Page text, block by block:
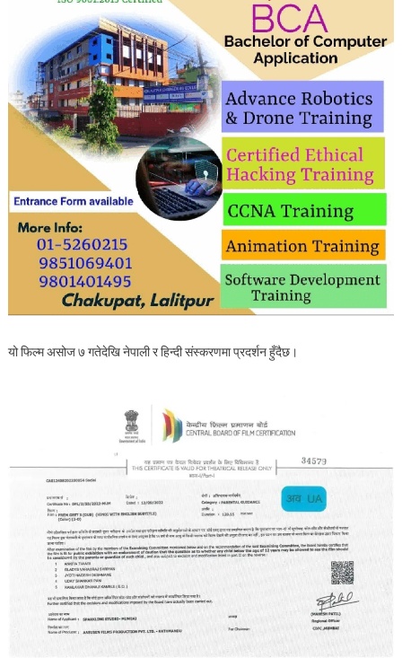
यो फिल्म असोज ७ गतेदेखि नेपाली र हिन्दी संस्करणमा प्रदर्शन हुँदैछ।